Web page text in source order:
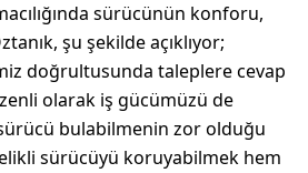
sürücünün konforu,
şu şekilde açıklıyor;
doğrultusunda taleplere cevap
olarak iş gücümüzü de
bulabilmenin zor olduğu
sürücüyü koruyabilmek hem